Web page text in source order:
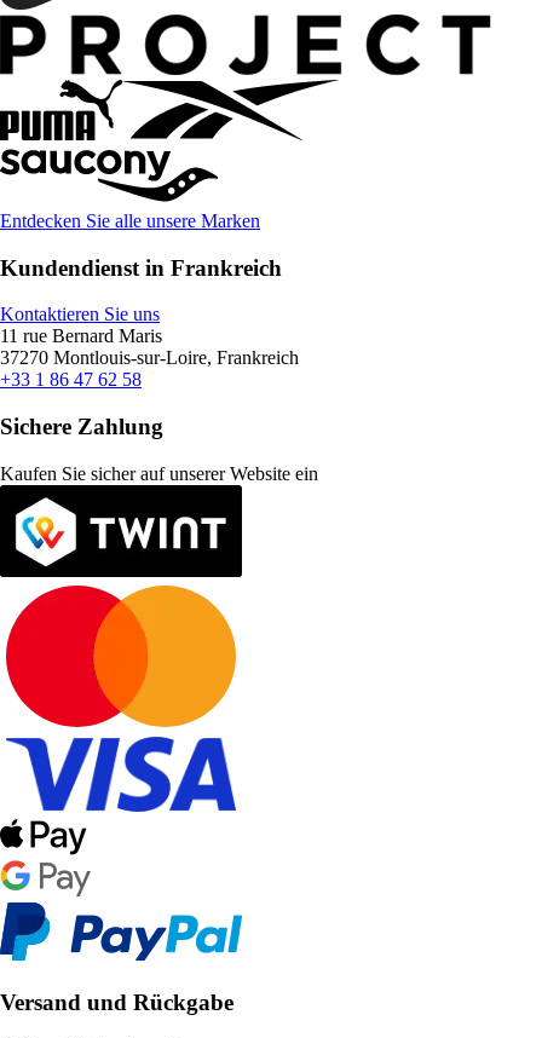
Entdecken Sie alle unsere Marken
Kundendienst in Frankreich
Kontaktieren Sie uns
11 rue Bernard Maris
37270 Montlouis-sur-Loire, Frankreich
+33 1 86 47 62 58
Sichere Zahlung
Kaufen Sie sicher auf unserer Website ein
Versand und Rückgabe